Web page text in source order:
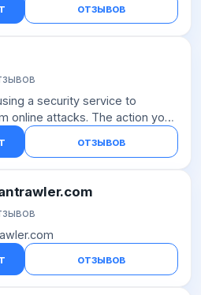
отзывов
a security service to
online attacks. The action you
the security solution.
actions t...
отзывов
отзывов